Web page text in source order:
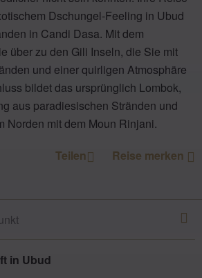
Dschungel-Feeling in Ubud
in Candi Dasa. Mit dem
über zu den Gili Inseln, die Sie mit
und einer quirligen Atmosphäre
bildet das ursprünglich Lombok,
aus paradiesischen Stränden und
Norden mit dem Moun Rinjani.
Reise merken
Teilen
in Ubud